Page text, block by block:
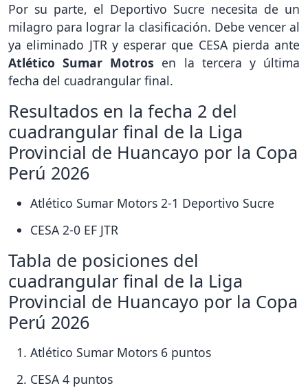
Por su parte, el Deportivo Sucre necesita de un
milagro para lograr la clasificación. Debe vencer al
ya eliminado JTR y esperar que CESA pierda ante
Atlético Sumar Motros en la tercera y última
fecha del cuadrangular final.
Resultados en la fecha 2 del
cuadrangular final de la Liga
Provincial de Huancayo por la Copa
Perú 2026
Atlético Sumar Motors 2-1 Deportivo Sucre
CESA 2-0 EF JTR
Tabla de posiciones del
cuadrangular final de la Liga
Provincial de Huancayo por la Copa
Perú 2026
Atlético Sumar Motors 6 puntos
CESA 4 puntos